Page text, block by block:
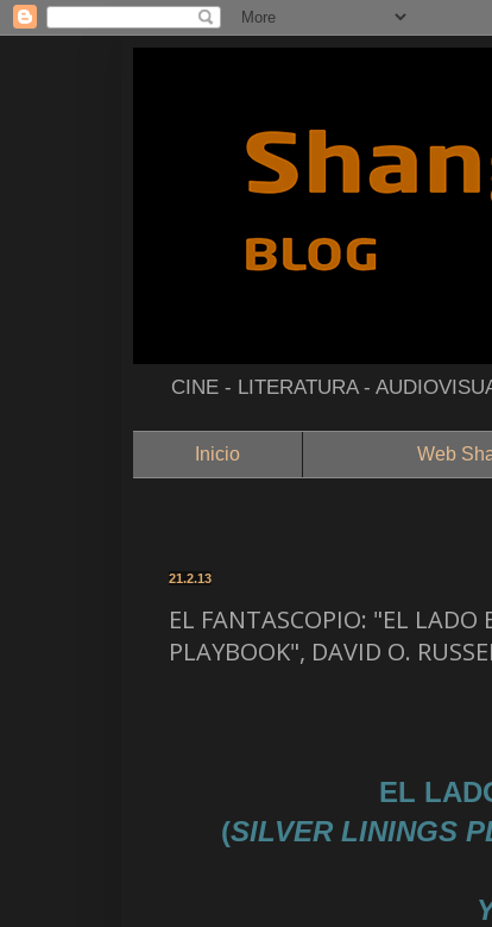
CINE - LITERATURA -
Inicio Web
21.2.13
EL FANTASCOPIO: "EL LADO
PLAYBOOK", DAVID O.
EL
(SILVER LININGS